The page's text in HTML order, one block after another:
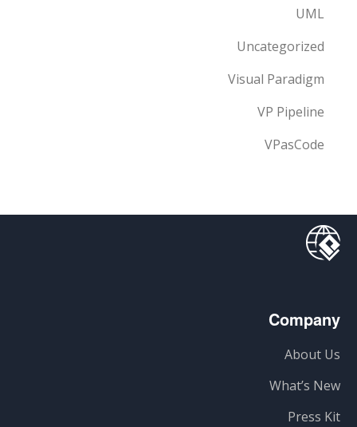
UML
Uncategorized
Visual Paradigm
VP Pipeline
VPasCode
Company
About Us
What’s New
Press Kit